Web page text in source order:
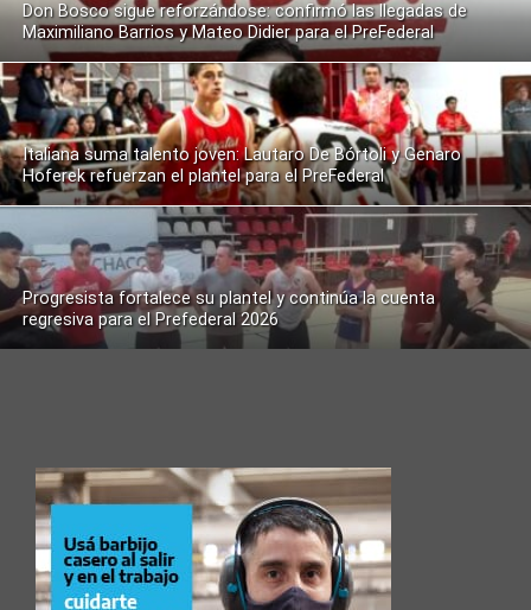
Don Bosco sigue reforzándose: confirmó las llegadas de
Maximiliano Barrios y Mateo Didier para el PreFederal
Italiana suma talento joven: Lautaro De Bórtoli y Genaro
Hoferek refuerzan el plantel para el PreFederal
Progresista fortalece su plantel y continúa la cuenta
regresiva para el Prefederal 2026